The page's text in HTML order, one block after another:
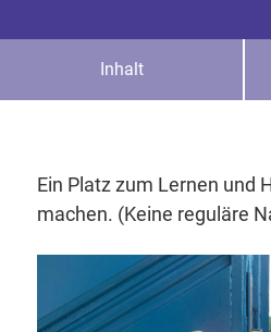
Inhalt
Ein Platz zum Lernen und
machen. (Keine reguläre